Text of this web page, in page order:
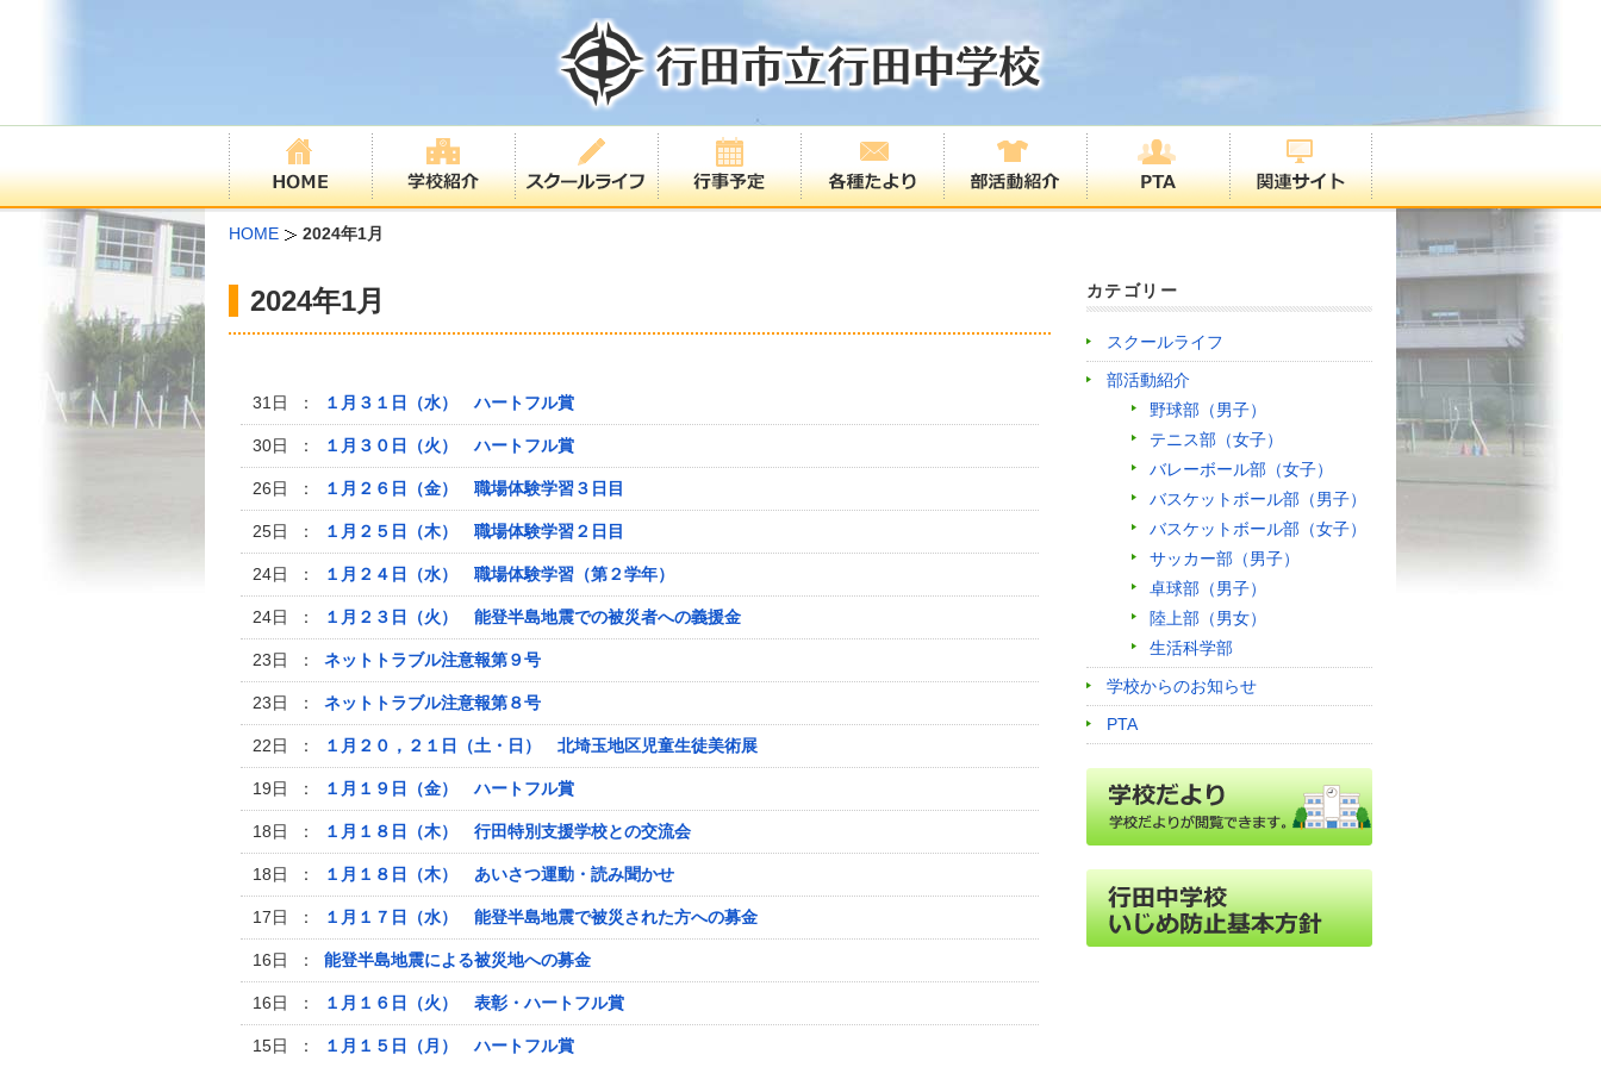
HOME 2024年1月
2024年1月
31日 ： １月３１日（水） ハートフル賞
30日 ： １月３０日（火） ハートフル賞
26日 ： １月２６日（金） 職場体験学習３日目
25日 ： １月２５日（木） 職場体験学習２日目
24日 ： １月２４日（水） 職場体験学習（第２学年）
24日 ： １月２３日（火） 能登半島地震での被災者への義援金
23日 ： ネットトラブル注意報第９号
23日 ： ネットトラブル注意報第８号
22日 ： １月２０，２１日（土・日） 北埼玉地区児童生徒美術展
19日 ： １月１９日（金） ハートフル賞
18日 ： １月１８日（木） 行田特別支援学校との交流会
18日 ： １月１８日（木） あいさつ運動・読み聞かせ
17日 ： １月１７日（水） 能登半島地震で被災された方への募金
16日 ： 能登半島地震による被災地への募金
16日 ： １月１６日（火） 表彰・ハートフル賞
15日 ： １月１５日（月） ハートフル賞
カテゴリー
スクールライフ
部活動紹介
野球部（男子）
テニス部（女子）
バレーボール部（女子）
バスケットボール部（男子）
バスケットボール部（女子）
サッカー部（男子）
卓球部（男子）
陸上部（男女）
生活科学部
学校からのお知らせ
PTA